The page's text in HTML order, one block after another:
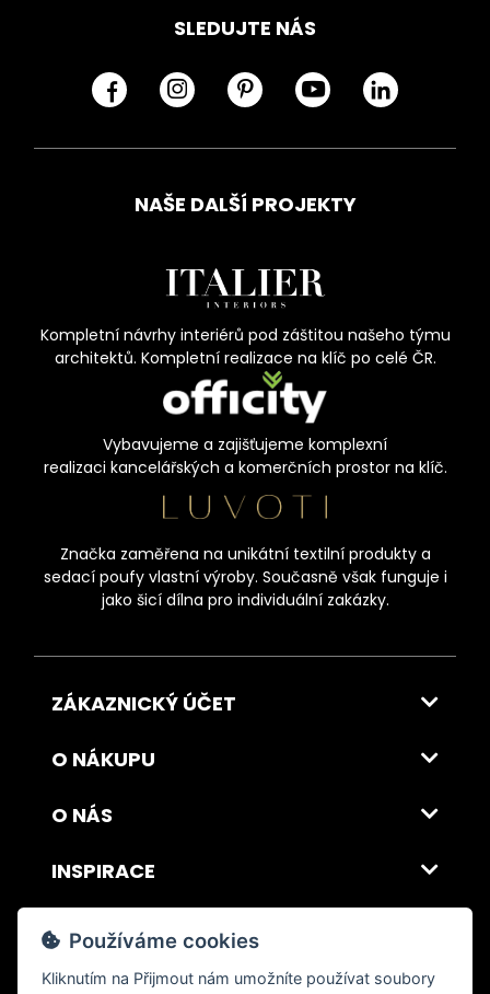
SLEDUJTE NÁS
NAŠE DALŠÍ PROJEKTY
Kompletní návrhy interiérů pod záštitou našeho týmu
architektů. Kompletní realizace na klíč po celé ČR.
Vybavujeme a zajišťujeme komplexní
realizaci kancelářských a komerčních prostor na klíč.
Značka zaměřena na unikátní textilní produkty a
sedací poufy vlastní výroby. Současně však funguje i
jako šicí dílna pro individuální zakázky.
ZÁKAZNICKÝ ÚČET
O NÁKUPU
O NÁS
INSPIRACE
DOPRAVA A PLATBA
Používáme cookies
Kliknutím na Přijmout nám umožníte používat soubory